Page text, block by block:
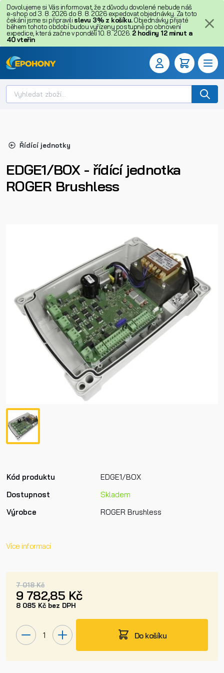
Dovolujeme si Vás informovat, že z důvodu dovolené nebude náš
e-shop od 3. 8. 2026 do 8. 8. 2026 expedovat objednávky. Za toto
čekání jsme si připravili slevu 3% z košíku.Objednávky přijaté
během tohoto období budou vyřízeny postupně po obnovení
expedice, která začne v pondělí 10. 8. 2026. 2 hodiny 12 minut a
40 vteřin
Řídící jednotky
EDGE1/BOX - řídící jednotka
ROGER Brushless
Kód produktu
EDGE1/BOX
Dostupnost
Skladem
Výrobce
ROGER Brushless
Více informací
7 018 Kč
9 782,85 Kč
8 085 Kč bez DPH
Do košíku